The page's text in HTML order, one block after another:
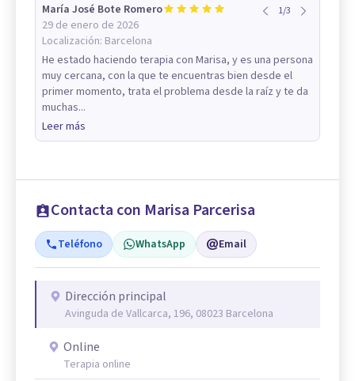
María José Bote Romero
29 de enero de 2026
Localización: Barcelona
1/3
He estado haciendo terapia con Marisa, y es una persona
muy cercana, con la que te encuentras bien desde el
primer momento, trata el problema desde la raíz y te da
muchas...
Leer más
Contacta con Marisa Parcerisa
Teléfono WhatsApp Email
Dirección principal
Avinguda de Vallcarca, 196, 08023 Barcelona
Online
Terapia online